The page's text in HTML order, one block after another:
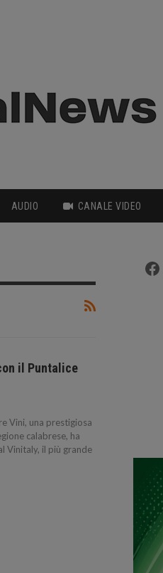
AUDIO CANALE VIDEO
il Puntalice
Vini, una prestigiosa
calabrese, ha
Vinitaly, il più grande